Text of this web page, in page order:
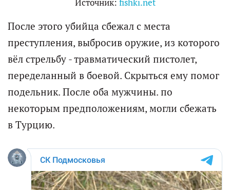
Источник: fishki.net
После этого убийца сбежал с места
преступления, выбросив оружие, из которого
вёл стрельбу - травматический пистолет,
переделанный в боевой. Скрыться ему помог
подельник. После оба мужчины. по
некоторым предположениям, могли сбежать
в Турцию.